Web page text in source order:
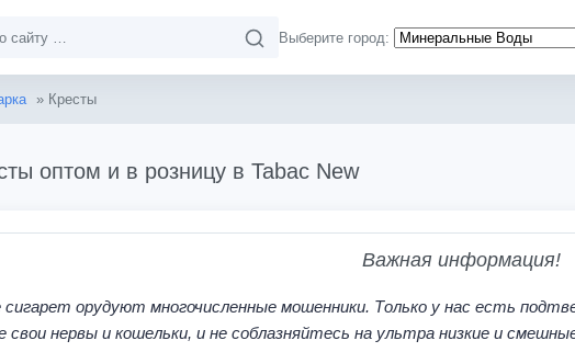
Выберите город:
» Кресты
оптом и в розницу в Tabac New
Важная информация!
сигарет орудуют многочисленные мошенники. Только у нас есть
свои нервы и кошельки, и не соблазняйтесь на ультра низкие и